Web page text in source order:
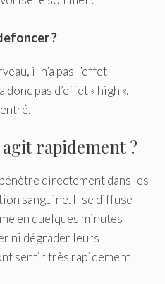
?
il n’a pas l’effet
pas d’effet « high »,
agit rapidement ?
directement dans les
sanguine. Il se diffuse
en quelques minutes
ni dégrader leurs
sentir très rapidement